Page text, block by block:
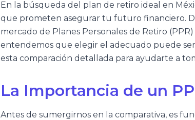
En la búsqueda del plan de retiro ideal en
que prometen asegurar tu futuro financiero.
mercado de Planes Personales de Retiro
entendemos que elegir el adecuado puede
esta comparación detallada para ayudarte a
La Importancia de un
Antes de sumergirnos en la comparativa, es